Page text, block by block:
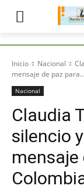
Inicio Nacional
mensaje de paz
Nacional
Claudia
silencio
mensaje